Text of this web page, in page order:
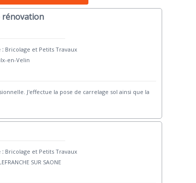
rénovation
: Bricolage et Petits Travaux
en-Velin
J'effectue la pose de carrelage sol ainsi que la
: Bricolage et Petits Travaux
SUR SAONE